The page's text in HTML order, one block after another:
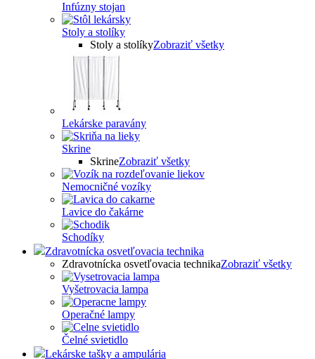
Infúzny stojan
Stoly a stolíky
Stoly a stolíkyZobraziť všetky
Lekárske paravány
Skrine
SkrineZobraziť všetky
Nemocničné vozíky
Lavice do čakárne
Schodíky
Zdravotnícka osvetľovacia technika
Zdravotnícka osvetľovacia technikaZobraziť všetky
Vyšetrovacia lampa
Operačné lampy
Čelné svietidlo
Lekárske tašky a ampulária